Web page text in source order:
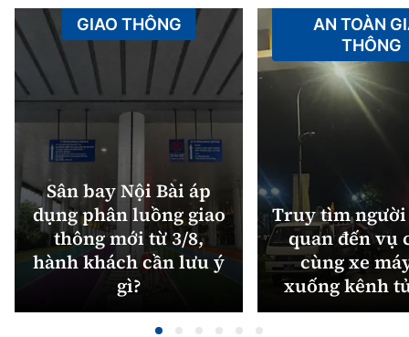
Sân bay Nội Bài áp
dụng phân luồng giao
thông mới từ 3/8,
hành khách cần lưu ý
gì?
GIAO THÔNG
Truy tìm
quan đến vụ
cùng xe
xuống kênh
AN TOÀN
THÔNG